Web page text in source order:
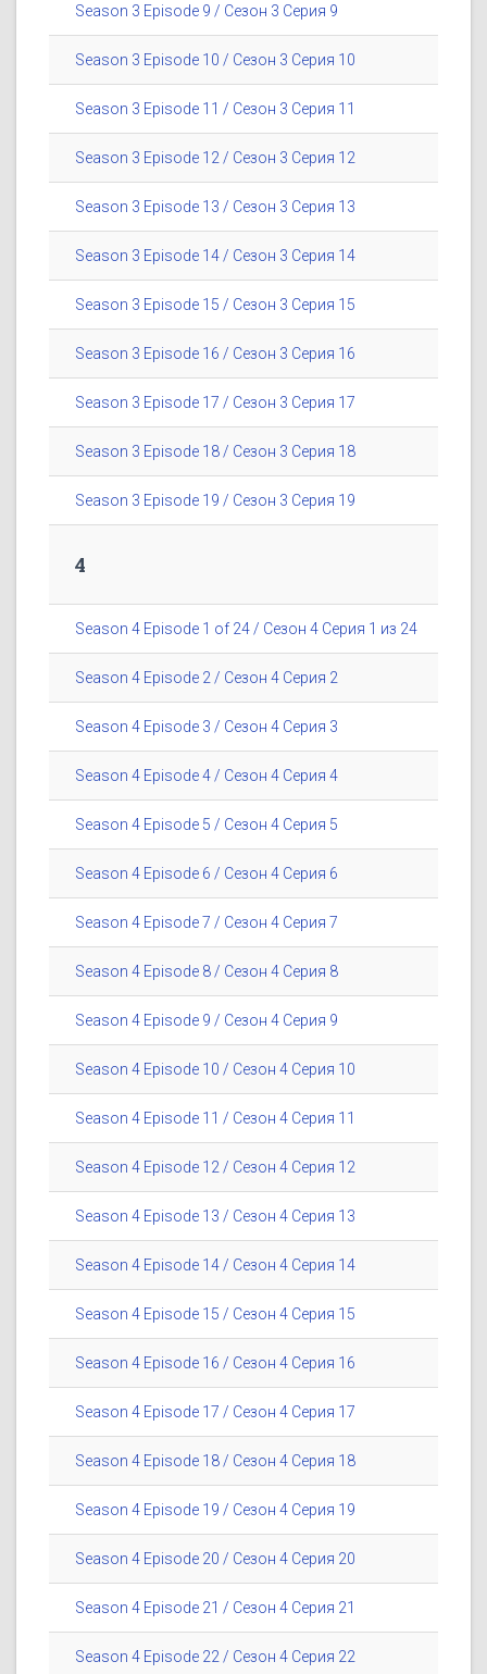
Season 3 Episode 9 / Сезон 3 Серия 9
Season 3 Episode 10 / Сезон 3 Серия 10
Season 3 Episode 11 / Сезон 3 Серия 11
Season 3 Episode 12 / Сезон 3 Серия 12
Season 3 Episode 13 / Сезон 3 Серия 13
Season 3 Episode 14 / Сезон 3 Серия 14
Season 3 Episode 15 / Сезон 3 Серия 15
Season 3 Episode 16 / Сезон 3 Серия 16
Season 3 Episode 17 / Сезон 3 Серия 17
Season 3 Episode 18 / Сезон 3 Серия 18
Season 3 Episode 19 / Сезон 3 Серия 19
4
Season 4 Episode 1 of 24 / Сезон 4 Серия 1 из 24
Season 4 Episode 2 / Сезон 4 Серия 2
Season 4 Episode 3 / Сезон 4 Серия 3
Season 4 Episode 4 / Сезон 4 Серия 4
Season 4 Episode 5 / Сезон 4 Серия 5
Season 4 Episode 6 / Сезон 4 Серия 6
Season 4 Episode 7 / Сезон 4 Серия 7
Season 4 Episode 8 / Сезон 4 Серия 8
Season 4 Episode 9 / Сезон 4 Серия 9
Season 4 Episode 10 / Сезон 4 Серия 10
Season 4 Episode 11 / Сезон 4 Серия 11
Season 4 Episode 12 / Сезон 4 Серия 12
Season 4 Episode 13 / Сезон 4 Серия 13
Season 4 Episode 14 / Сезон 4 Серия 14
Season 4 Episode 15 / Сезон 4 Серия 15
Season 4 Episode 16 / Сезон 4 Серия 16
Season 4 Episode 17 / Сезон 4 Серия 17
Season 4 Episode 18 / Сезон 4 Серия 18
Season 4 Episode 19 / Сезон 4 Серия 19
Season 4 Episode 20 / Сезон 4 Серия 20
Season 4 Episode 21 / Сезон 4 Серия 21
Season 4 Episode 22 / Сезон 4 Серия 22